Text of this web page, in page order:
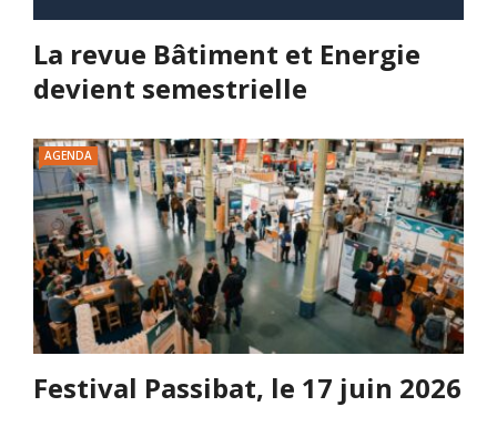
La revue Bâtiment et Energie
devient semestrielle
AGENDA
Festival Passibat, le 17 juin 2026